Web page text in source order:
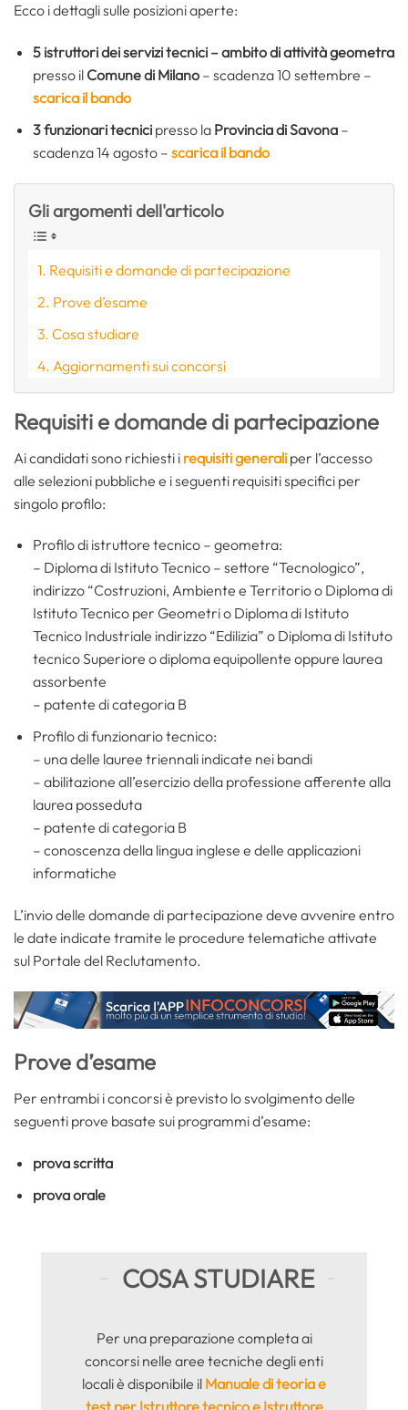
Ecco i dettagli sulle posizioni aperte:
5 istruttori dei servizi tecnici – ambito di attività geometra
presso il Comune di Milano– scadenza 10 settembre –
scarica il bando
3funzionari tecnicipresso la Provincia di Savona–
scadenza 14 agosto – scarica il bando
Gli argomenti dell'articolo
Requisiti e domande di partecipazione
Prove d’esame
Cosa studiare
Aggiornamenti sui concorsi
Requisiti e domande di partecipazione
Ai candidati sono richiesti i requisiti generali per l’accesso
alle selezioni pubbliche e i seguenti requisiti specifici per
singolo profilo:
Profilo di istruttore tecnico – geometra:
– Diploma di Istituto Tecnico – settore “Tecnologico”,
indirizzo “Costruzioni, Ambiente e Territorio o Diploma di
Istituto Tecnico per Geometri o Diploma di Istituto
Tecnico Industriale indirizzo “Edilizia” o Diploma di Istituto
tecnico Superiore o diploma equipollente oppure laurea
assorbente
– patente di categoria B
Profilo di funzionario tecnico:
– una delle lauree triennali indicate nei bandi
– abilitazione all’esercizio della professione afferente alla
laurea posseduta
– patente di categoria B
– conoscenza della lingua inglese e delle applicazioni
informatiche
L’invio delle domande di partecipazione deve avvenire entro
le date indicate tramite le procedure telematiche attivate
sul Portale del Reclutamento.
Prove d’esame
Per entrambi i concorsi è previsto lo svolgimento delle
seguenti prove basate sui programmi d’esame:
prova scritta
prova orale
COSA STUDIARE
Per una preparazione completa ai
concorsi nelle aree tecniche degli enti
locali è disponibile il Manuale di teoria e